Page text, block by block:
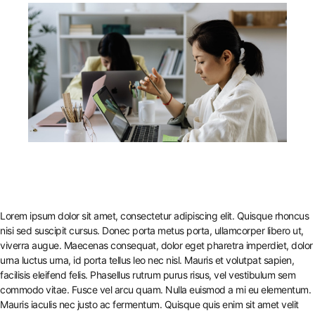
Lorem ipsum dolor sit amet, consectetur adipiscing elit. Quisque rhoncus
nisi sed suscipit cursus. Donec porta metus porta, ullamcorper libero ut,
viverra augue. Maecenas consequat, dolor eget pharetra imperdiet, dolor
urna luctus urna, id porta tellus leo nec nisl. Mauris et volutpat sapien,
facilisis eleifend felis. Phasellus rutrum purus risus, vel vestibulum sem
commodo vitae. Fusce vel arcu quam. Nulla euismod a mi eu elementum.
Mauris iaculis nec justo ac fermentum. Quisque quis enim sit amet velit